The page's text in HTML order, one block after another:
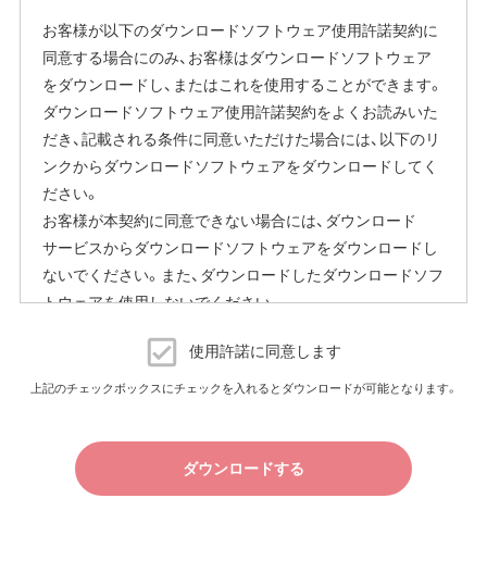
お客様が以下のダウンロードソフトウェア使用許諾契約に
同意する場合にのみ、お客様はダウンロードソフトウェア
をダウンロードし、またはこれを使用することができます。
ダウンロードソフトウェア使用許諾契約をよくお読みいた
だき、記載される条件に同意いただけた場合には、以下のリ
ンクからダウンロードソフトウェアをダウンロードしてく
ださい。
お客様が本契約に同意できない場合には、ダウンロード
サービスからダウンロードソフトウェアをダウンロードし
ないでください。また、ダウンロードしたダウンロードソフ
トウェアを使用しないでください。
ダウンロードソフトウェア使用許諾契約
（株）バッファロー（以下、弊社といいます）は、お客様がダウ
す）に同意し、ご購入いただいた商品（以下、購入商品といい
ます）について弊社が保証契約に基づく修理を実施する際
の条件である保証契約約款、およびそれに含まれるソフト
使用許諾に同意します
上記のチェックボックスにチェックを入れるとダウンロードが可能となります。
ダウンロードする